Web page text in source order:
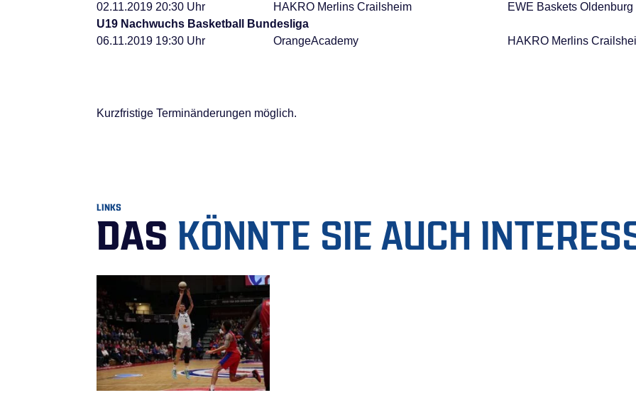
02.11.2019 20:30 Uhr
HAKRO Merlins Crailsheim
EWE Baskets Oldenburg
U19 Nachwuchs Basketball Bundesliga
06.11.2019 19:30 Uhr
OrangeAcademy HAKRO Merlins
Kurzfristige Terminänderungen möglich.
LINKS
DAS KÖNNTE SIE AUCH